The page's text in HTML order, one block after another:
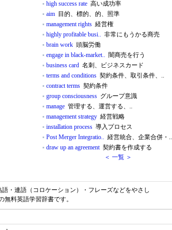
high success rate 高い成功率
aim 目的、標的、的、照準
management rights 経営権
highly profitable busi.. 非常にもうかる商売
brain work 頭脳労働
engage in black-market.. 闇商売を行う
business card 名刺、ビジネスカード
terms and conditions 契約条件、取引条件、..
contract terms 契約条件
group consciousness グループ意識
manage 管理する、運営する、..
management strategy 経営戦略
installation process 導入プロセス
Post Merger Integratio.. 経営統合、企業合併・..
draw up an agreement契約書を作成する
＜ 一覧 ＞
語・連語（コロケーション）・フレーズなどをやさし
無料英語学習辞書です。